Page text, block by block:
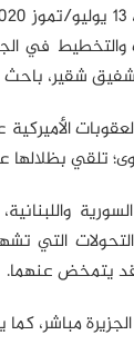
"
والتخطيط في
شقير، باحث
تلقي بظلالها
السورية
التي
قد يتمخض عنهما.
مباشر،